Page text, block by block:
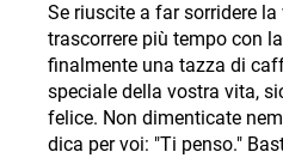
Se riuscite a far sorridere
trascorrere più tempo con
finalmente una tazza di
speciale della vostra vita,
felice. Non dimenticate
dica per voi: "Ti penso."